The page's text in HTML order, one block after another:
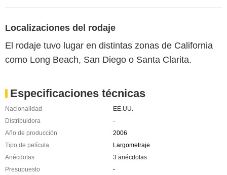
Localizaciones del rodaje
El rodaje tuvo lugar en distintas zonas de California
como Long Beach, San Diego o Santa Clarita.
Especificaciones técnicas
Nacionalidad
EE.UU.
Distribuidora
-
Año de producción
2006
Tipo de película
Largometraje
Anécdotas
3 anécdotas
Presupuesto
-